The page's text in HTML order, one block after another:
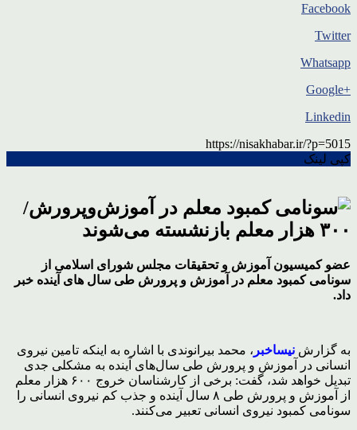
Facebook
Twitter
Whatsapp
+Google
Linkedin
https://nisakhabar.ir/?p=5015
کپی لینک
عضو کمیسیون آموزش و تحقیقات مجلس شورای اسلامی از
سونامی کمبود معلم در آموزش و پرورش طی سال های آینده خبر
داد.
به گزارش نیساخبر ، محمد بیرانوندی با اشاره به اینکه تامین نیروی
انسانی در آموزش و پرورش طی سال‌های آینده به مشکلی جدی
تبدیل خواهد شد، گفت: برخی از کارشناسان خروج ۶۰۰ هزار معلم
از آموزش و پرورش طی ۸ سال آینده و جذب کم نیروی انسانی را
سونامی کمبود نیروی انسانی تعبیر می‌کنند.